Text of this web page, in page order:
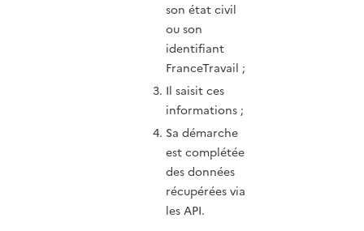
son état civil
ou son
identifiant
FranceTravail ;
Il saisit ces
informations ;
Sa démarche
est complétée
des données
récupérées via
les API.